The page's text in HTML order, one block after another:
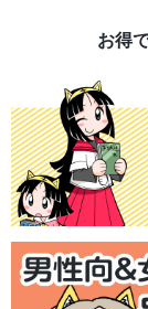
お得